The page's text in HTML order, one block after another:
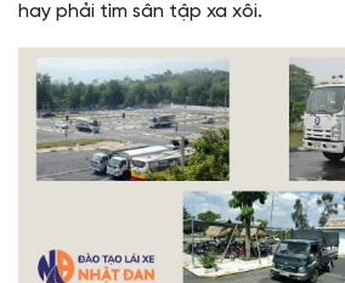
hay phải tìm sân tập xa xôi.